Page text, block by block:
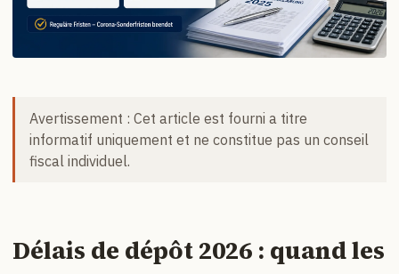
Avertissement : Cet article est fourni a titre
informatif uniquement et ne constitue pas un conseil
fiscal individuel.
Délais de dépôt 2026 : quand les